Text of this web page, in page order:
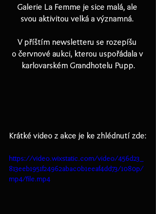
Galerie La Femme je sice malá, ale
svou aktivitou velká a významná.
V příštím newsletteru se rozepíšu
o červnové aukci, kterou uspořádala v
karlovarském Grandhotelu Pupp.
Krátké video z akce je ke zhlédnutí zde:
https://video.wixstatic.com/video/456d23_
813eeb1951f24962abac0b1eeaf4dd73/1080p/
mp4/file.mp4